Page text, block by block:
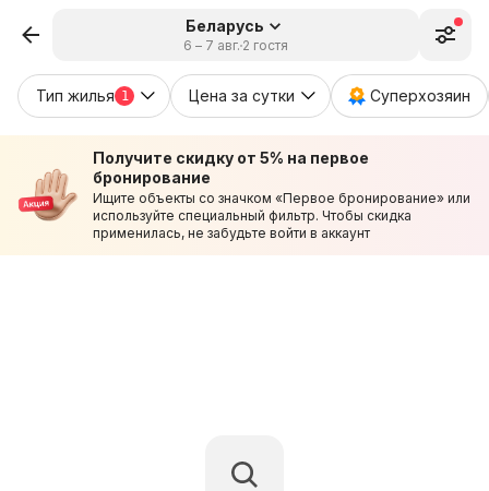
Беларусь
6 – 7 авг. 2 гостя
Тип жилья 1 Цена за сутки Суперхозяин
Получите скидку от 5% на первое
бронирование
Ищите объекты со значком «Первое бронирование» или
используйте специальный фильтр. Чтобы скидка
применилась, не забудьте войти в аккаунт